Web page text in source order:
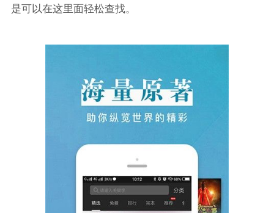
是可以在这里面轻松查找。